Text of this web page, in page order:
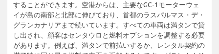
することができます。空港からは、主要なGC-1モーターウェ
イが島の南部と北部に伸びており、首都のラスパルマス・デ・
グランカナリアまで続いています。すべての車両は満タンで貸
し出され、顧客はセンタウロと燃料オプションを調整する必要
があります。例えば、満タンで前払いするか、レンタル契約の